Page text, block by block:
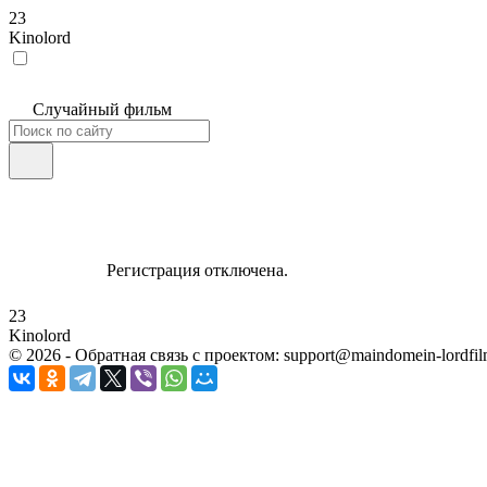
23
Kinolord
Случайный фильм
Регистрация отключена.
23
Kinolord
© 2026 - Обратная связь с проектом: support@maindomein-